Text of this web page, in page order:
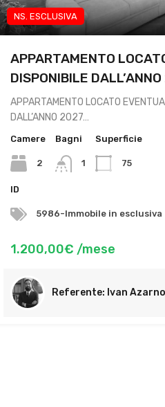
NS. ESCLUSIVA
APPARTAMENTO
DISPONIBILE
APPARTAMENTO LOCATO
DALL’ANNO 2027…
Camere
2
Bagni
1
Superficie
75
ID
5986-Immobile in esclusiva
1.200,00€ /mese
Ivan